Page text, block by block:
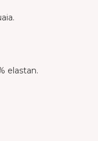
elastan.